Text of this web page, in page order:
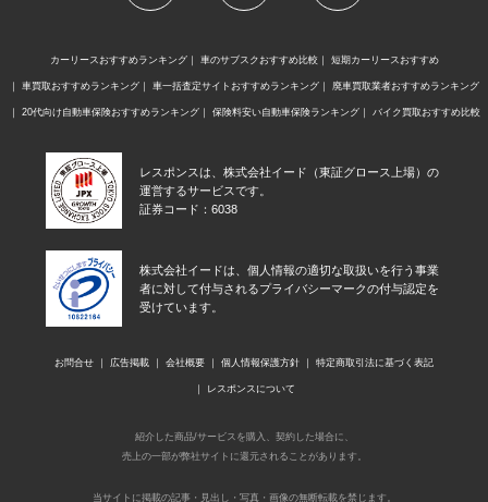
カーリースおすすめランキング 車のサブスクおすすめ比較 短期カーリースおすすめ
車買取おすすめランキング 車一括査定サイトおすすめランキング 廃車買取業者おすすめランキング
20代向け自動車保険おすすめランキング 保険料安い自動車保険ランキング バイク買取おすすめ比較
レスポンスは、株式会社イード（東証グロース上場）の
運営するサービスです。
証券コード：6038
株式会社イードは、個人情報の適切な取扱いを行う事業
者に対して付与されるプライバシーマークの付与認定を
受けています。
お問合せ 広告掲載 会社概要 個人情報保護方針 特定商取引法に基づく表記
レスポンスについて
紹介した商品/サービスを購入、契約した場合に、
売上の一部が弊社サイトに還元されることがあります。
当サイトに掲載の記事・見出し・写真・画像の無断転載を禁じます。